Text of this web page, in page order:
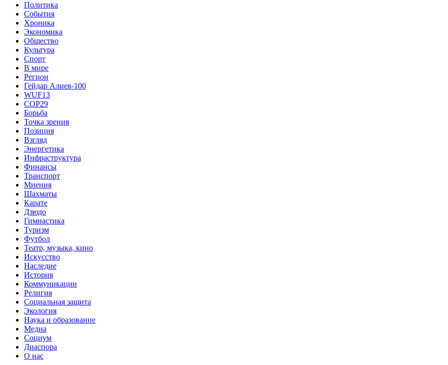
Политика
События
Хроника
Экономика
Общество
Культура
Спорт
В мире
Регион
Гейдар Алиев-100
WUF13
COP29
Борьба
Точка зрения
Позиция
Взгляд
Энергетика
Инфраструктура
Финансы
Транспорт
Мнения
Шахматы
Карате
Дзюдо
Гимнастика
Туризм
Футбол
Театр, музыка, кино
Искусство
Наследие
История
Коммуникации
Религия
Социальная защита
Экология
Наука и образование
Медиа
Социум
Диаспора
О нас